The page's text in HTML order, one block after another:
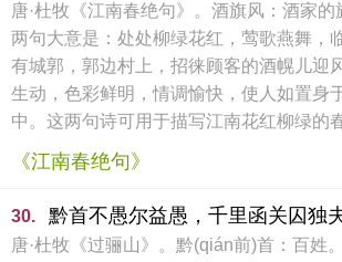
唐·杜牧《江南春绝句》。酒旗风：酒家
两句大意是：处处柳绿花红，莺歌燕舞，
有城郭，郭边村上，招徕顾客的酒幌儿迎
生动，色彩鲜明，情调愉快，使人如置身
中。这两句诗可用于描写江南花红柳绿的
《江南春绝句》
30. 黔首不愚尔益愚，千里函关囚独夫
唐·杜牧《过骊山》。黔(qián前)首：百姓